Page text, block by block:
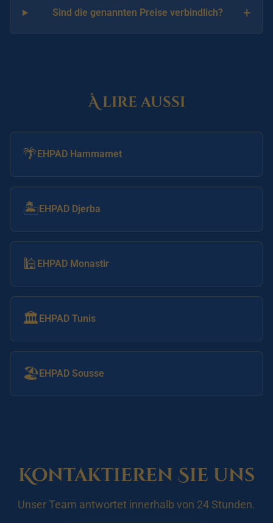
Sind die genannten Preise verbindlich? +
À lire aussi
🌴EHPAD Hammamet
🏝️EHPAD Djerba
🕌 EHPAD Monastir
🏛️EHPAD Tunis
🏖️EHPAD Sousse
Kontaktieren Sie uns
Unser Team antwortet innerhalb von 24 Stunden.